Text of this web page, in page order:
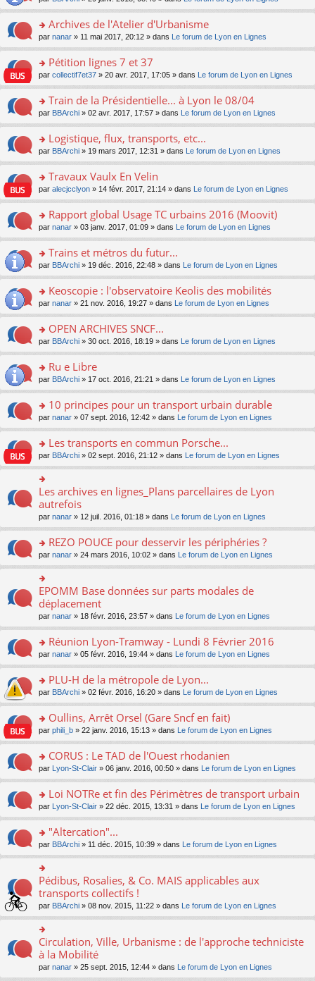
e
nt
s
c
e
nt
lu
le
pl
u
c
e
nt
e
n
n
le
pl
u
ré
c
e
nt
a
g
e
n
n
le
pl
u
ré
c
e
nt
er
le
m
e
a
g
e
n
n
le
pl
u
ré
c
e
nt
n
ult
er
le
m
e
a
g
e
n
n
le
pl
u
ré
c
e
nt
o
n
ult
er
le
m
e
a
g
e
n
n
le
pl
u
ré
c
e
nt
Archives de l'Atelier d'Urbanisme
par nanar » 11 mai 2017, 20:12 » dans Le forum de Lyon en Lignes
o
n
ult
er
le
m
e
a
g
e
n
n
le
pl
u
ré
c
e
nt
Pétition lignes 7 et 37
par collectif7et37 » 20 avr. 2017, 17:05 » dans Le forum de Lyon en Lignes
o
n
ult
er
le
m
e
a
g
e
n
n
le
pl
u
ré
c
e
nt
Train de la Présidentielle... à Lyon le 08/04
par BBArchi » 02 avr. 2017, 17:57 » dans Le forum de Lyon en Lignes
o
n
ult
er
le
m
e
a
g
e
n
n
le
pl
u
ré
c
e
nt
Logistique, flux, transports, etc...
par BBArchi » 19 mars 2017, 12:31 » dans Le forum de Lyon en Lignes
o
n
ult
er
le
m
e
a
g
e
n
n
le
pl
u
ré
c
e
nt
Travaux Vaulx En Velin
par alecjcclyon » 14 févr. 2017, 21:14 » dans Le forum de Lyon en Lignes
o
n
ult
er
le
m
e
a
g
e
n
n
le
pl
u
ré
c
e
nt
Rapport global Usage TC urbains 2016 (Moovit)
par nanar » 03 janv. 2017, 01:09 » dans Le forum de Lyon en Lignes
o
n
ult
er
le
m
e
a
g
e
n
n
le
pl
u
s
ré
c
e
nt
Trains et métros du futur...
par BBArchi » 19 déc. 2016, 22:48 » dans Le forum de Lyon en Lignes
o
n
ult
er
le
m
e
a
g
e
n
n
le
pl
u
s
e
nt
Keoscopie : l'observatoire Keolis des mobilités
par nanar » 21 nov. 2016, 19:27 » dans Le forum de Lyon en Lignes
o
n
ult
er
le
m
e
a
g
e
n
o
lu
le
pl
u
s
c
nt
OPEN ARCHIVES SNCF...
par BBArchi » 30 oct. 2016, 18:19 » dans Le forum de Lyon en Lignes
o
n
ult
er
le
m
e
s
g
e
n
o
lu
le
pl
u
s
ré
e
Ru e Libre
par BBArchi » 17 oct. 2016, 21:21 » dans Le forum de Lyon en Lignes
o
n
ult
er
le
m
s
a
e
n
o
n
lu
le
pl
u
s
ré
e
10 principes pour un transport urbain durable
par nanar » 07 sept. 2016, 12:42 » dans Le forum de Lyon en Lignes
o
n
s
ult
er
le
m
e
s
a
e
n
o
n
pl
u
s
ré
e
Les transports en commun Porsche...
par BBArchi » 02 sept. 2016, 21:12 » dans Le forum de Lyon en Lignes
n
ult
er
le
m
e
s
s
a
g
e
n
o
lu
le
pl
u
s
c
e
nt
Les archives en lignes_Plans parcellaires de Lyon
autrefois
par nanar » 12 juil. 2016, 01:18 » dans Le forum de Lyon en Lignes
o
n
s
ult
er
le
m
e
s
a
e
n
o
lu
le
pl
u
s
e
nt
REZO POUCE pour desservir les périphéries ?
par nanar » 24 mars 2016, 10:02 » dans Le forum de Lyon en Lignes
o
n
ult
er
le
m
e
s
a
g
e
n
lu
le
pl
u
ré
c
e
nt
EPOMM Base données sur parts modales de
déplacement
par nanar » 18 févr. 2016, 23:57 » dans Le forum de Lyon en Lignes
o
n
ult
er
le
m
e
a
g
e
n
n
le
pl
u
s
ré
c
e
nt
Réunion Lyon-Tramway - Lundi 8 Février 2016
par nanar » 05 févr. 2016, 19:44 » dans Le forum de Lyon en Lignes
o
n
ult
er
le
m
e
a
g
e
n
n
le
pl
u
s
c
nt
PLU-H de la métropole de Lyon...
par BBArchi » 02 févr. 2016, 16:20 » dans Le forum de Lyon en Lignes
o
n
ult
er
le
m
e
a
g
e
n
o
n
lu
le
pl
u
s
ré
e
Oullins, Arrêt Orsel (Gare Sncf en fait)
par phili_b » 22 janv. 2016, 15:13 » dans Le forum de Lyon en Lignes
o
n
ult
er
le
m
e
s
g
e
n
o
n
lu
le
pl
u
CORUS : Le TAD de l'Ouest rhodanien
par Lyon-St-Clair » 06 janv. 2016, 00:50 » dans Le forum de Lyon en Lignes
o
n
ult
er
le
m
e
s
a
e
n
o
n
Loi NOTRe et fin des Périmètres de transport urbain
par Lyon-St-Clair » 22 déc. 2015, 13:31 » dans Le forum de Lyon en Lignes
o
n
s
ult
er
le
m
e
s
s
a
g
e
"Altercation"...
par BBArchi » 11 déc. 2015, 10:39 » dans Le forum de Lyon en Lignes
o
n
ult
er
le
m
e
s
Pédibus, Rosalies, & Co. MAIS applicables aux
transports collectifs !
par BBArchi » 08 nov. 2015, 11:22 » dans Le forum de Lyon en Lignes
o
n
ult
Circulation, Ville, Urbanisme : de l'approche techniciste
à la Mobilité
par nanar » 25 sept. 2015, 12:44 » dans Le forum de Lyon en Lignes